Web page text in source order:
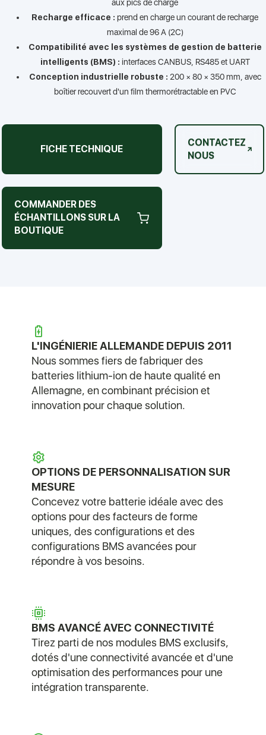
aux pics de charge
Recharge efficace : prend en charge un courant de recharge
maximal de 96 A (2C)
Compatibilité avec les systèmes de gestion de batterie
intelligents (BMS) : interfaces CANBUS, RS485 et UART
Conception industrielle robuste : 200 × 80 × 350 mm, avec
boîtier recouvert d'un film thermorétractable en PVC
FICHE TECHNIQUE
CONTACTEZ
NOUS
COMMANDER DES
ÉCHANTILLONS SUR LA
BOUTIQUE
L'INGÉNIERIE ALLEMANDE DEPUIS 2011
Nous sommes fiers de fabriquer des
batteries lithium-ion de haute qualité en
Allemagne, en combinant précision et
innovation pour chaque solution.
OPTIONS DE PERSONNALISATION SUR
MESURE
Concevez votre batterie idéale avec des
options pour des facteurs de forme
uniques, des configurations et des
configurations BMS avancées pour
répondre à vos besoins.
BMS AVANCÉ AVEC CONNECTIVITÉ
Tirez parti de nos modules BMS exclusifs,
dotés d'une connectivité avancée et d'une
optimisation des performances pour une
intégration transparente.